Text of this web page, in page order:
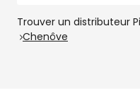
Trouver un distributeur
Chenôve